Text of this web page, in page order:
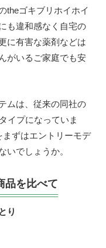
theゴキブリホイホイ
も違和感なく自宅の
に有害な薬剤などは
がいるご家庭でも安
ムは、従来の同社の
イプになっていま
ずはエントリーモデ
いでしょうか。
品を比べて
り